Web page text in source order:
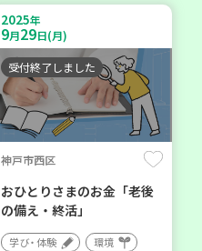
2025年
9月29日(月)
受付終了しました
神戸市西区
おひとりさまのお金「老後
の備え・終活」
学び・体験
環境